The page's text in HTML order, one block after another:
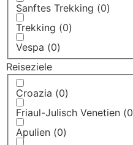
Sanftes Trekking (0)
Trekking (0)
Vespa (0)
Reiseziele
Croazia (0)
Friaul-Julisch Venetien (0
Apulien (0)